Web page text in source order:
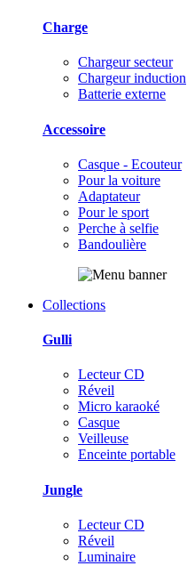
Charge
Chargeur secteur
Chargeur induction
Batterie externe
Accessoire
Casque - Ecouteur
Pour la voiture
Adaptateur
Pour le sport
Perche à selfie
Bandoulière
Collections
Gulli
Lecteur CD
Réveil
Micro karaoké
Casque
Veilleuse
Enceinte portable
Jungle
Lecteur CD
Réveil
Luminaire